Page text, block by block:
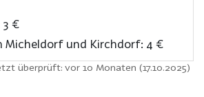
3 €
Micheldorf und Kirchdorf: 4 €
überprüft: vor 10 Monaten (17.10.2025)